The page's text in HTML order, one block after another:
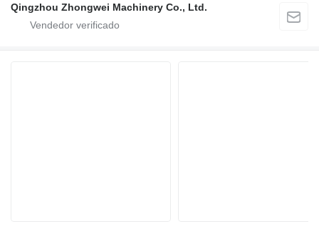
Qingzhou Zhongwei Machinery Co., Ltd.